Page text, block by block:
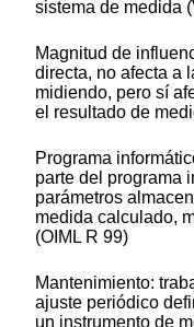
sistema de medida
Magnitud de
directa, no afecta a
midiendo, pero sí
el resultado de
Programa
parte del programa
parámetros
medida calculado,
(OIML R 99)
Mantenimiento:
ajuste periódico
un instrumento de